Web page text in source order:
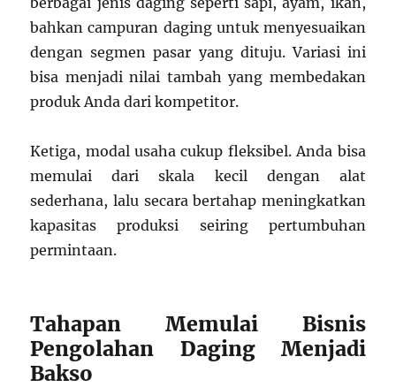
bahkan campuran daging untuk menyesuaikan
dengan segmen pasar yang dituju. Variasi ini
bisa menjadi nilai tambah yang membedakan
produk Anda dari kompetitor.
Ketiga, modal usaha cukup fleksibel. Anda bisa
memulai dari skala kecil dengan alat
sederhana, lalu secara bertahap meningkatkan
kapasitas produksi seiring pertumbuhan
permintaan.
Tahapan Memulai Bisnis
Pengolahan Daging Menjadi
Bakso